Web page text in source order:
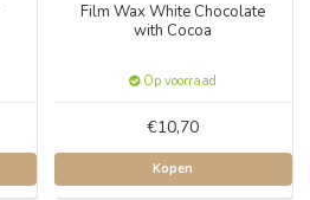
Film Wax White Chocolate
with Cocoa
Op voorraad
€10,70
Kopen